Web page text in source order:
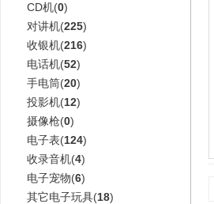
CD机(0)
对讲机(225)
收银机(216)
电话机(52)
手电筒(20)
投影机(12)
摄像枪(0)
电子表(124)
收录音机(4)
电子宠物(6)
其它电子玩具(18)